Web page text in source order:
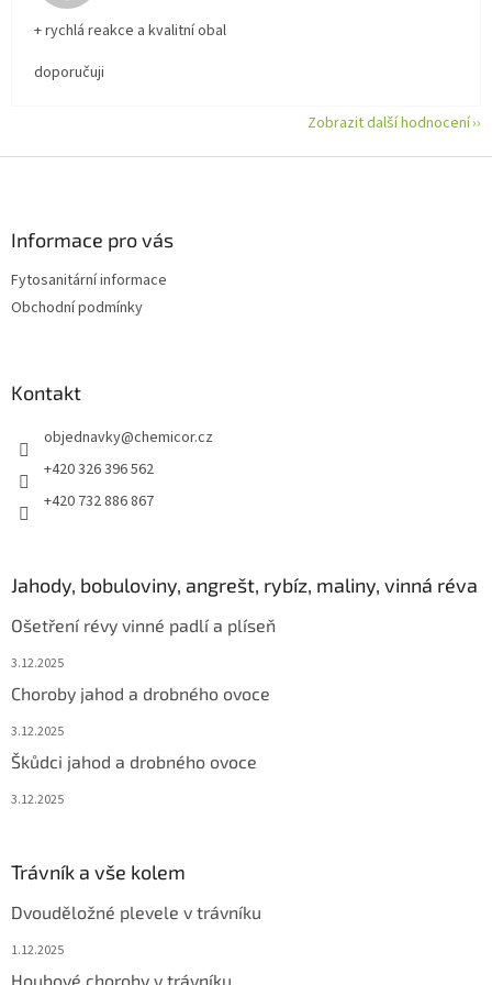
+ rychlá reakce a kvalitní obal
doporučuji
Zobrazit další hodnocení
Informace pro vás
Fytosanitární informace
Obchodní podmínky
Kontakt
objednavky@chemicor.cz
+420 326 396 562
+420 732 886 867
Jahody, bobuloviny, angrešt, rybíz, maliny, vinná réva
Ošetření révy vinné padlí a plíseň
3.12.2025
Choroby jahod a drobného ovoce
3.12.2025
Škůdci jahod a drobného ovoce
3.12.2025
Trávník a vše kolem
Dvouděložné plevele v trávníku
1.12.2025
Houbové choroby v trávníku